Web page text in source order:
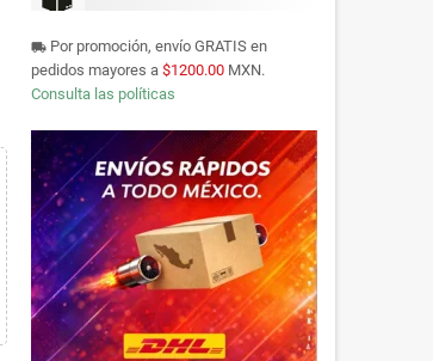
local_shippingPor promoción, envío GRATIS en
pedidos mayores a $1200.00MXN.
Consulta las políticas